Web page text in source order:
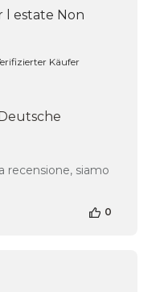
l estate Non
Käufer
recensione, siamo
0